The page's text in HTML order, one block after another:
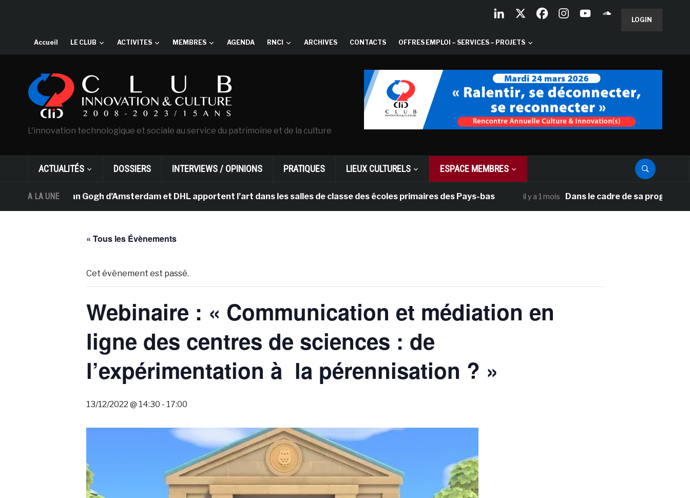
LOGIN
Accueil LE CLUB ACTIVITES MEMBRES AGENDA RNCI ARCHIVES CONTACTS OFFRES EMPLOI – SERVICES – PROJETS
L'innovation technologique et sociale au service du patrimoine et de la culture
ACTUALITÉS DOSSIERS INTERVIEWS / OPINIONS PRATIQUES LIEUX CULTURELS ESPACE MEMBRES
A LA UNE
Le musée Van Gogh d’Amsterdam et DHL apportent l’art dans les salles de classe des écoles primaires des Pays-bas il y a 1 mois Dans le cadre de sa
« Tous les Évènements
Cet évènement est passé.
Webinaire : « Communication et médiation en
ligne des centres de sciences : de
l’expérimentation à la pérennisation ? »
13/12/2022 @ 14:30 - 17:00